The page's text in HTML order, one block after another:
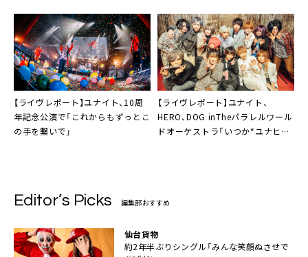
【ライヴレポート】ユナイト、10周
年記念公演で「これからもずっとこ
の手を繋いで」
【ライヴレポート】 ユナイト、
HERO、DOG inTheパラレルワール
ドオーケストラ「いつか“ユナヒロ
Editor’s Picks 編集部おすすめ
仙台貨物
約2年半ぶりシングル「みんな笑顔ぬさせで